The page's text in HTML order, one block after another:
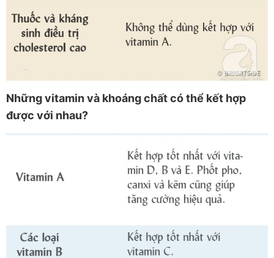
Những vitamin và khoáng chất có thể kết hợp
được với nhau?